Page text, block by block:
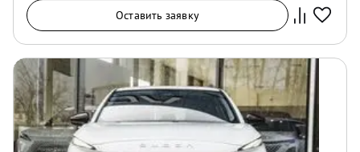
Оставить заявку